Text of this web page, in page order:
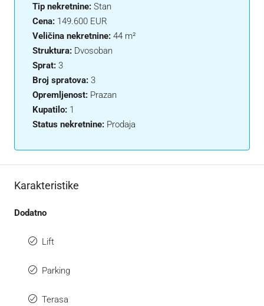
Tip nekretnine: Stan
Cena: 149.600 EUR
Veličina nekretnine: 44 m²
Struktura: Dvosoban
Sprat: 3
Broj spratova: 3
Opremljenost: Prazan
Kupatilo: 1
Status nekretnine: Prodaja
Karakteristike
Dodatno
Lift
Parking
Terasa